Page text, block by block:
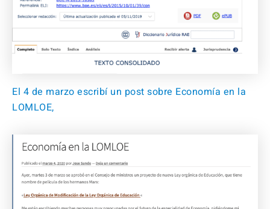
El 4 de marzo escribí un post sobre Economía en la
LOMLOE,